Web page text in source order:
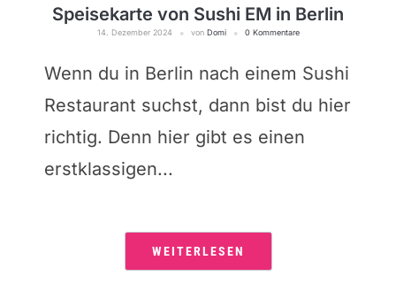
Speisekarte von Sushi EM in Berlin
14. Dezember 2024 von Domi 0 Kommentare
Wenn du in Berlin nach einem Sushi
Restaurant suchst, dann bist du hier
richtig. Denn hier gibt es einen
erstklassigen...
WEITERLESEN